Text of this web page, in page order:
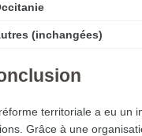
(inchangées)
territoriale a eu un
Grâce à une